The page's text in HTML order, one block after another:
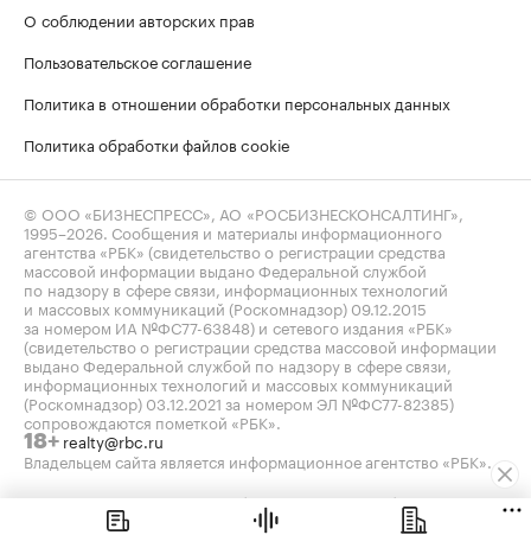
О соблюдении авторских прав
Пользовательское соглашение
Политика в отношении обработки персональных данных
Политика обработки файлов cookie
© ООО «БИЗНЕСПРЕСС», АО «РОСБИЗНЕСКОНСАЛТИНГ»,
1995–2026. Сообщения и материалы информационного
агентства «РБК» (свидетельство о регистрации средства
массовой информации выдано Федеральной службой
по надзору в сфере связи, информационных технологий
и массовых коммуникаций (Роскомнадзор) 09.12.2015
за номером ИА №ФС77-63848) и сетевого издания «РБК»
(свидетельство о регистрации средства массовой информации
выдано Федеральной службой по надзору в сфере связи,
информационных технологий и массовых коммуникаций
(Роскомнадзор) 03.12.2021 за номером ЭЛ №ФС77-82385)
сопровождаются пометкой «РБК».
18+ realty@rbc.ru
Владельцем сайта является информационное агентство «РБК».
Мосбиржа
Санкт-Петербургская